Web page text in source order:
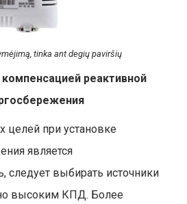
tinka ant degių paviršių
компенсацией реактивной
целей при установке
является
следует выбирать источники
высоким КПД. Более